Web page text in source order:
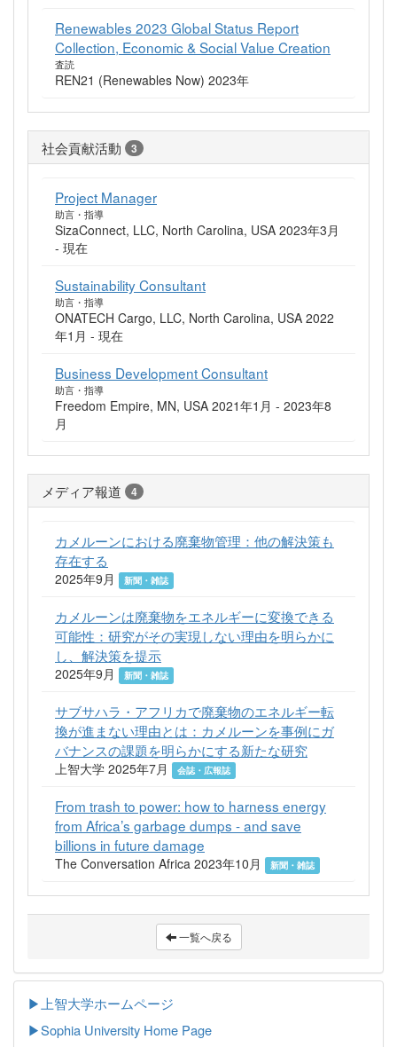
Renewables 2023 Global Status Report
Collection, Economic & Social Value Creation
査読
REN21 (Renewables Now) 2023年
社会貢献活動 3
Project Manager
助言・指導
SizaConnect, LLC, North Carolina, USA 2023年3月
- 現在
Sustainability Consultant
助言・指導
ONATECH Cargo, LLC, North Carolina, USA 2022
年1月 - 現在
Business Development Consultant
助言・指導
Freedom Empire, MN, USA 2021年1月 - 2023年8
月
メディア報道 4
カメルーンにおける廃棄物管理：他の解決策も
存在する
2025年9月 新聞・雑誌
カメルーンは廃棄物をエネルギーに変換できる
可能性：研究がその実現しない理由を明らかに
し、解決策を提示
2025年9月 新聞・雑誌
サブサハラ・アフリカで廃棄物のエネルギー転
換が進まない理由とは：カメルーンを事例にガ
バナンスの課題を明らかにする新たな研究
上智大学 2025年7月 会誌・広報誌
From trash to power: how to harness energy
from Africa’s garbage dumps - and save
billions in future damage
The Conversation Africa 2023年10月 新聞・雑誌
一覧へ戻る
▶上智大学ホームページ
▶Sophia University Home Page